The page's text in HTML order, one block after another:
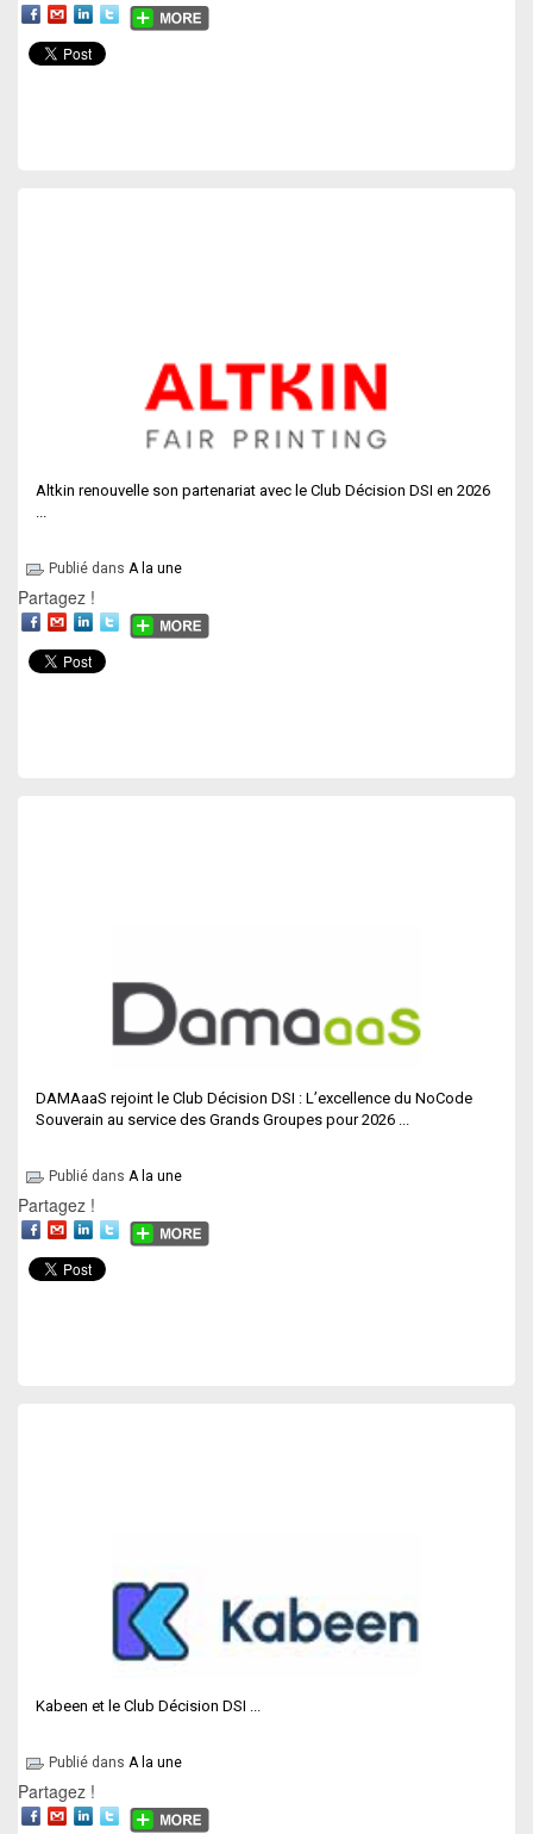
Altkin renouvelle son partenariat avec le Club Décision DSI en 2026
Publié dans A la une
Partagez !
DAMAaaS rejoint le Club Décision DSI : L’excellence du NoCode
Souverain au service des Grands Groupes pour 2026 ...
Publié dans A la une
Partagez !
Kabeen et le Club Décision DSI ...
Publié dans A la une
Partagez !